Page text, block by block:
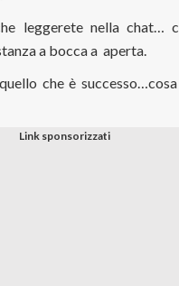
leggerete nella chat…
a bocca a aperta.
che è